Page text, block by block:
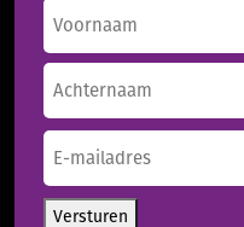
Voornaam
Achternaam
Versturen